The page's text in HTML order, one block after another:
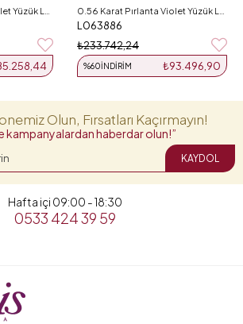
L063886
₺93.496,90
%60İNDIRIM
₺233.742,24
Olun, Fırsatları Kaçırmayın!
kampanyalardan haberdar olun!”
KAYDOL
Hafta içi 09:00 - 18:30
0533 424 39 59